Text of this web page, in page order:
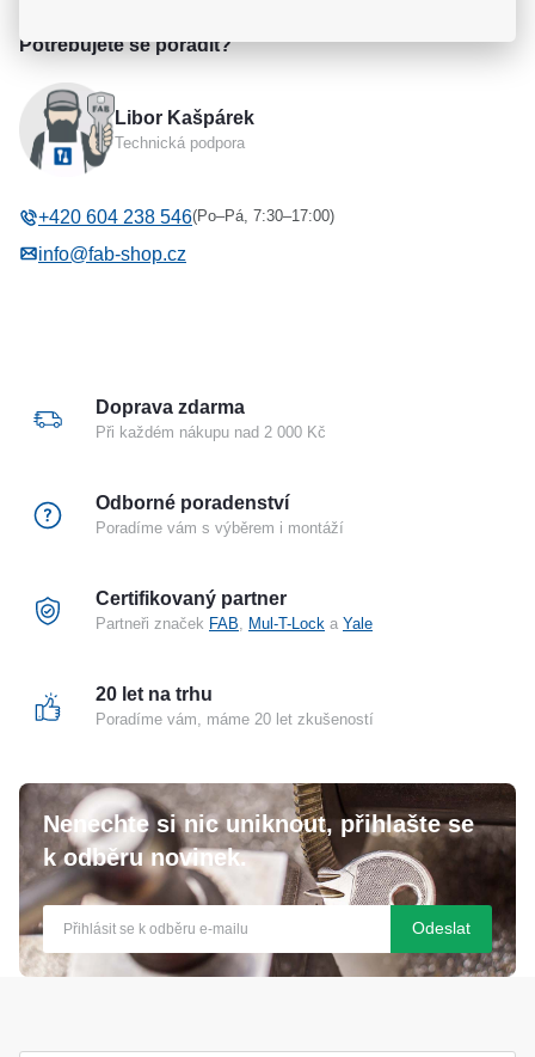
Parametry a specifikace
Výrobce
Typ příslušenství
Potřebujete se poradit?
Libor Kašpárek
Technická podpora
+420 604 238 546(Po–Pá, 7:30–17:00)
info@fab-shop.cz
Doprava zdarma
Při každém nákupu nad 2 000 Kč
Odborné poradenství
Poradíme vám s výběrem i montáží
Certifikovaný partner
Partneři značek FAB Mul-T-Lock a Yale
20 let na trhu
Poradíme vám, máme 20 let zkušeností
Nenechte si nic uniknout, přihlašte se
k odběru novinek.
Odeslat